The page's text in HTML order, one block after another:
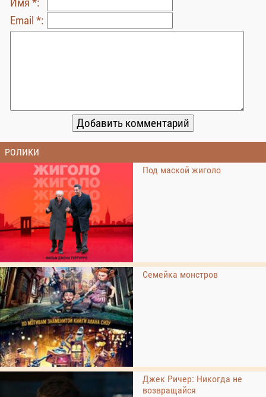
Email *:
РОЛИКИ
Под маской жиголо
Семейка монстров
Джек Ричер: Никогда не
возвращайся